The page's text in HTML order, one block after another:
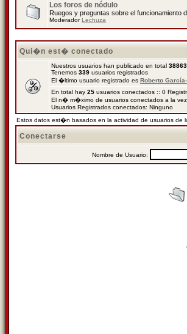
Los foros de nódulo
Ruegos y preguntas sobre el funcionamiento
ModeradorLechuza
Qui�n est� conectado
Nuestros usuarios han publicado en total 38863
Tenemos 339 usuarios registrados
El �ltimo usuario registrado es Roberto
En total hay 25 usuarios conectados :: 0
El n� m�ximo de usuarios conectados a la
Usuarios Registrados conectados: Ninguno
Estos datos est�n basados en la actividad de usuarios de
Conectarse
Nombre de Usuario: